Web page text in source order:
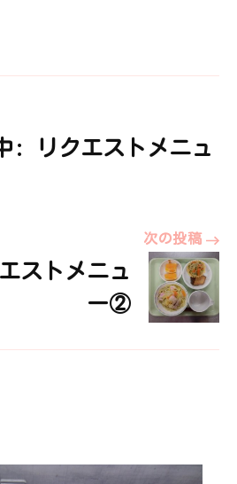
: リクエストメニュ
次の投稿
ストメニュ
ー②